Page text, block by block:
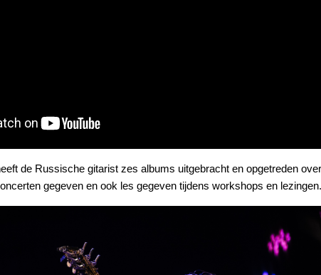
de Russische gitarist zes albums uitgebracht en opgetreden
gegeven en ook les gegeven tijdens workshops en lezingen.